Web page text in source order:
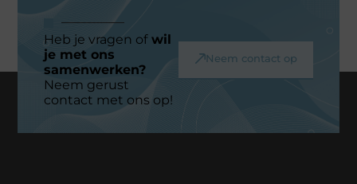
Heb je vragen ofwil
je met ons
samenwerken?
Neem gerust
contact met ons op!
Neem contact op